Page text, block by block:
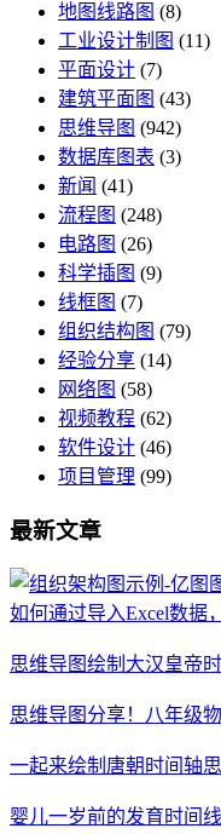
地图线路图 (8)
工业设计制图 (11)
平面设计 (7)
建筑平面图 (43)
思维导图 (942)
数据库图表 (3)
新闻 (41)
流程图 (248)
电路图 (26)
科学插图 (9)
线框图 (7)
组织结构图 (79)
经验分享 (14)
网络图 (58)
视频教程 (62)
软件设计 (46)
项目管理 (99)
最新文章
如何通过导入Excel数据
思维导图绘制大汉皇帝
思维导图分享！八年级
一起来绘制唐朝时间轴
婴儿一岁前的发育时间